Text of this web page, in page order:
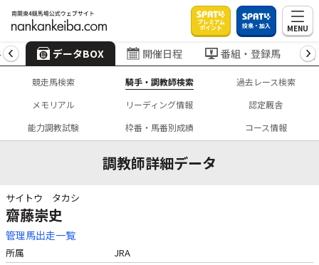
プレミアム
ポイント 投票・加入 MENU
データBOX 開催日程 番組・登録馬
競走馬検索 騎手・調教師検索
過去レース検索
メモリアル
リーディング情報
認定厩舎
能力調教試験
枠番・馬番別成績 コース情報
調教師詳細データ
サイトウ タカシ
齋藤崇史
管理馬出走一覧
所属
JRA